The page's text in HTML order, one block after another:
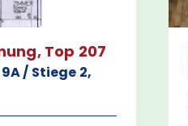
Top 207
/ Stiege 2,